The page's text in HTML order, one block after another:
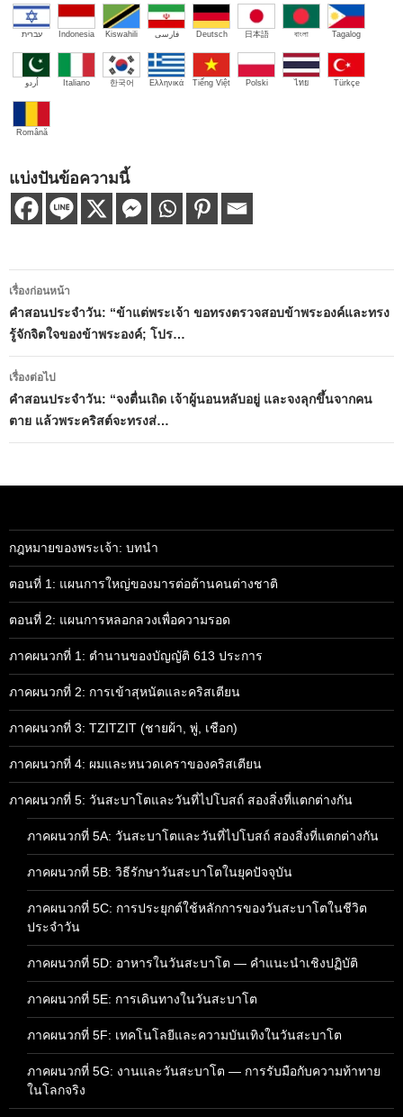
עברית Indonesia Kiswahili فارسی Deutsch 日本語 বাংলা Tagalog
اُردو Italiano 한국어 Ελληνικά Tiếng Việt Polski ไทย Türkçe
Română
แบ่งปันข้อความนี้
เมนู
นำทาง
เรื่อง
เรื่องก่อนหน้า
คำสอนประจำวัน: “ข้าแต่พระเจ้า ขอทรงตรวจสอบข้าพระองค์และทรง
รู้จักจิตใจของข้าพระองค์; โปร…
เรื่องต่อไป
คำสอนประจำวัน: “จงตื่นเถิด เจ้าผู้นอนหลับอยู่ และจงลุกขึ้นจากคน
ตาย แล้วพระคริสต์จะทรงส่…
กฎหมายของพระเจ้า: บทนำ
ตอนที่ 1: แผนการใหญ่ของมารต่อต้านคนต่างชาติ
ตอนที่ 2: แผนการหลอกลวงเพื่อความรอด
ภาคผนวกที่ 1: ตำนานของบัญญัติ 613 ประการ
ภาคผนวกที่ 2: การเข้าสุหนัตและคริสเตียน
ภาคผนวกที่ 3: TZITZIT (ชายผ้า, พู่, เชือก)
ภาคผนวกที่ 4: ผมและหนวดเคราของคริสเตียน
ภาคผนวกที่ 5: วันสะบาโตและวันที่ไปโบสถ์ สองสิ่งที่แตกต่างกัน
ภาคผนวกที่ 5A: วันสะบาโตและวันที่ไปโบสถ์ สองสิ่งที่แตกต่างกัน
ภาคผนวกที่ 5B: วิธีรักษาวันสะบาโตในยุคปัจจุบัน
ภาคผนวกที่ 5C: การประยุกต์ใช้หลักการของวันสะบาโตในชีวิต
ประจำวัน
ภาคผนวกที่ 5D: อาหารในวันสะบาโต — คำแนะนำเชิงปฏิบัติ
ภาคผนวกที่ 5E: การเดินทางในวันสะบาโต
ภาคผนวกที่ 5F: เทคโนโลยีและความบันเทิงในวันสะบาโต
ภาคผนวกที่ 5G: งานและวันสะบาโต — การรับมือกับความท้าทาย
ในโลกจริง